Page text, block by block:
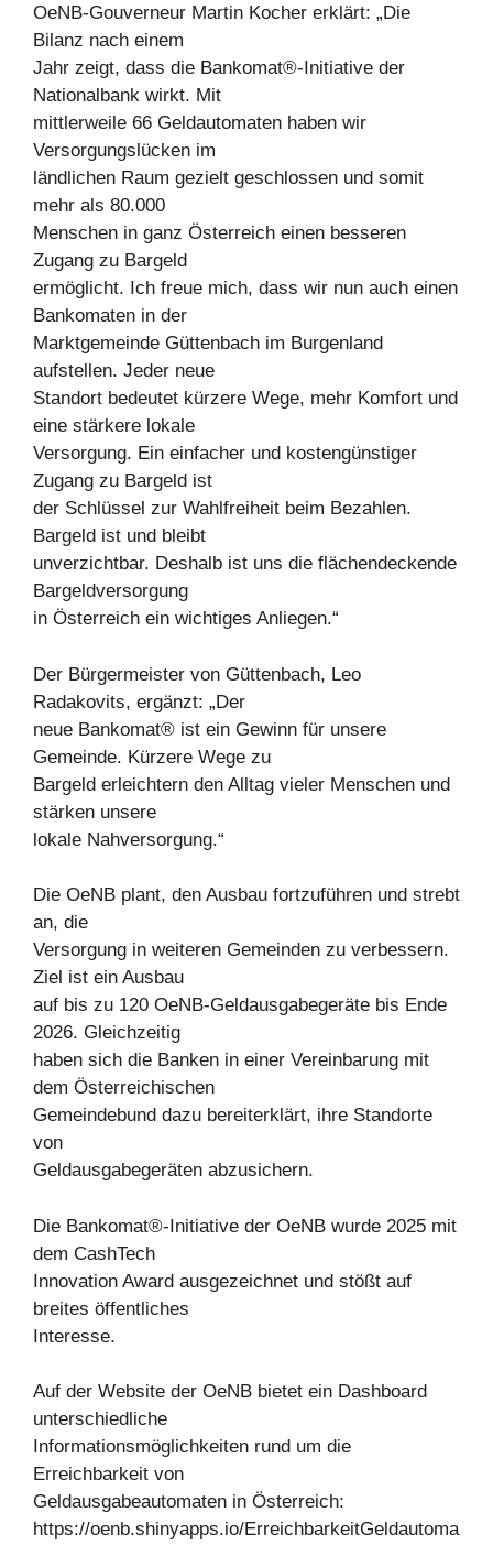
OeNB-Gouverneur Martin Kocher erklärt: „Die
Bilanz nach einem
Jahr zeigt, dass die Bankomat®-Initiative der
Nationalbank wirkt. Mit
mittlerweile 66 Geldautomaten haben wir
Versorgungslücken im
ländlichen Raum gezielt geschlossen und somit
mehr als 80.000
Menschen in ganz Österreich einen besseren
Zugang zu Bargeld
ermöglicht. Ich freue mich, dass wir nun auch einen
Bankomaten in der
Marktgemeinde Güttenbach im Burgenland
aufstellen. Jeder neue
Standort bedeutet kürzere Wege, mehr Komfort und
eine stärkere lokale
Versorgung. Ein einfacher und kostengünstiger
Zugang zu Bargeld ist
der Schlüssel zur Wahlfreiheit beim Bezahlen.
Bargeld ist und bleibt
unverzichtbar. Deshalb ist uns die flächendeckende
Bargeldversorgung
in Österreich ein wichtiges Anliegen.“
Der Bürgermeister von Güttenbach, Leo
Radakovits, ergänzt: „Der
neue Bankomat® ist ein Gewinn für unsere
Gemeinde. Kürzere Wege zu
Bargeld erleichtern den Alltag vieler Menschen und
stärken unsere
lokale Nahversorgung.“
Die OeNB plant, den Ausbau fortzuführen und strebt
an, die
Versorgung in weiteren Gemeinden zu verbessern.
Ziel ist ein Ausbau
auf bis zu 120 OeNB-Geldausgabegeräte bis Ende
2026. Gleichzeitig
haben sich die Banken in einer Vereinbarung mit
dem Österreichischen
Gemeindebund dazu bereiterklärt, ihre Standorte
von
Geldausgabegeräten abzusichern.
Die Bankomat®-Initiative der OeNB wurde 2025 mit
dem CashTech
Innovation Award ausgezeichnet und stößt auf
breites öffentliches
Interesse.
Auf der Website der OeNB bietet ein Dashboard
unterschiedliche
Informationsmöglichkeiten rund um die
Erreichbarkeit von
Geldausgabeautomaten in Österreich:
https://oenb.shinyapps.io/ErreichbarkeitGeldautoma